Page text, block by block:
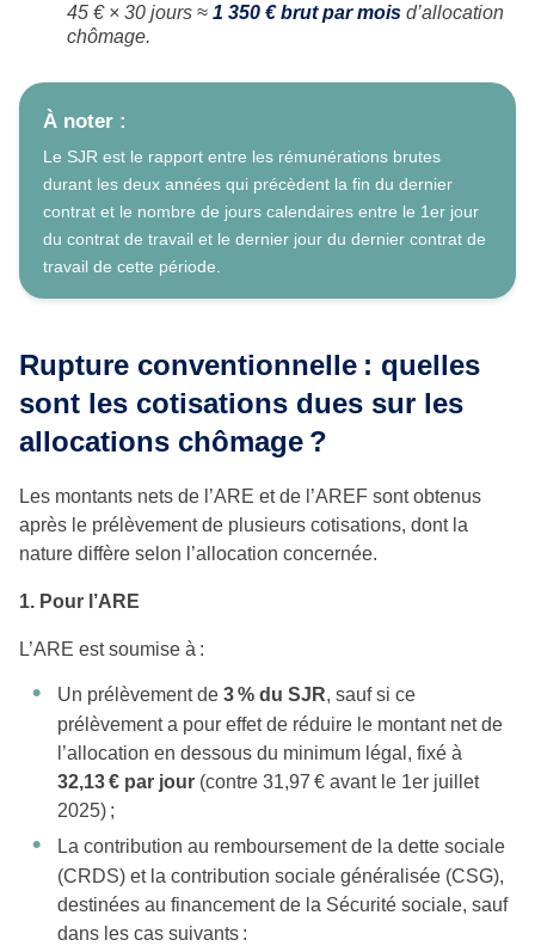
45 € × 30 jours ≈ 1 350 € brut par mois d’allocation
chômage.
À noter :
Le SJR est le rapport entre les rémunérations brutes
durant les deux années qui précèdent la fin du dernier
contrat et le nombre de jours calendaires entre le 1er jour
du contrat de travail et le dernier jour du dernier contrat de
travail de cette période.
Rupture conventionnelle : quelles
sont les cotisations dues sur les
allocations chômage ?
Les montants nets de l’ARE et de l’AREF sont obtenus
après le prélèvement de plusieurs cotisations, dont la
nature diffère selon l’allocation concernée.
1. Pour l’ARE
L’ARE est soumise à :
Un prélèvement de 3 % du SJR, sauf si ce
prélèvement a pour effet de réduire le montant net de
l’allocation en dessous du minimum légal, fixé à
32,13 € par jour (contre 31,97 € avant le 1er juillet
2025) ;
La contribution au remboursement de la dette sociale
(CRDS) et la contribution sociale généralisée (CSG),
destinées au financement de la Sécurité sociale, sauf
dans les cas suivants :